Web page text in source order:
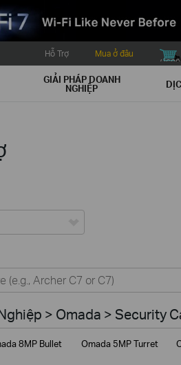
Hỗ Trợ Mua ở đâu
buy icon
GIẢI PHÁP DOANH
NGHIỆP
> Omada > Security
8MP Bullet Omada 5MP Turret